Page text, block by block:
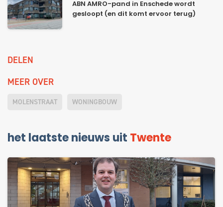
ABN AMRO-pand in Enschede wordt
gesloopt (en dit komt ervoor terug)
DELEN
MEER OVER
MOLENSTRAAT WONINGBOUW
het laatste nieuws uit Twente